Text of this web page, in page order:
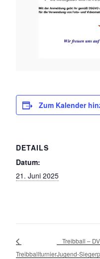
Zum Kalender
DETAILS
Datum:
21. Juni 2025
Treibballturnier
Treibball –
Jugend-